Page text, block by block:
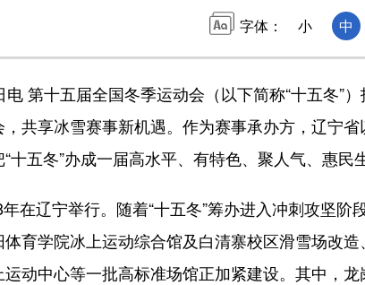
字体： 小 中
第十五届全国冬季运动会（以下简称“十五冬”
共享冰雪赛事新机遇。作为赛事承办方，辽宁
十五冬”办成一届高水平、有特色、聚人气、惠民
辽宁举行。随着“十五冬”筹办进入冲刺攻坚阶
育学院冰上运动综合馆及白清寨校区滑雪场改
动中心等一批高标准场馆正加紧建设。其中，